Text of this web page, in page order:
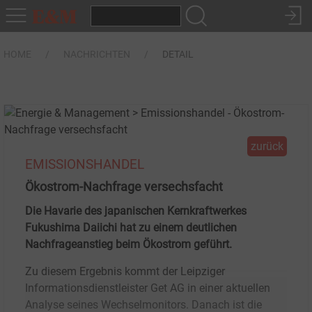
DETAIL
zurück
EMISSIONSHANDEL
Ökostrom-Nachfrage versechsfacht
Die Havarie des japanischen Kernkraftwerkes
Fukushima Daiichi hat zu einem deutlichen
Nachfrageanstieg beim Ökostrom geführt.
Zu diesem Ergebnis kommt der Leipziger
Informationsdienstleister Get AG in einer aktuellen
Analyse seines Wechselmonitors. Danach ist die